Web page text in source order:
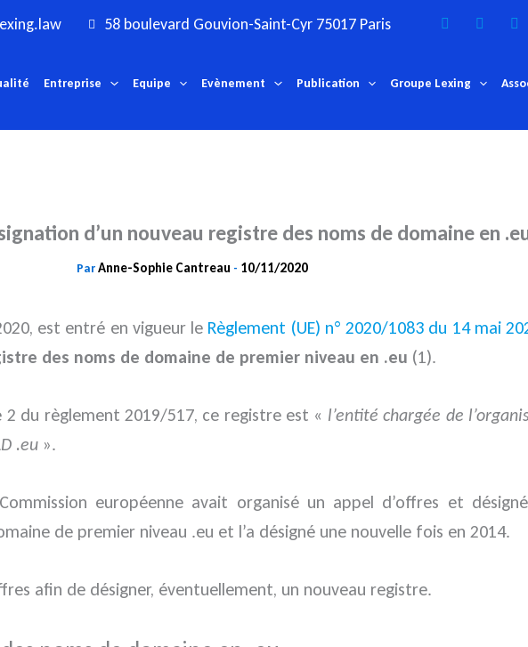
58 boulevard Gouvion-Saint-Cyr 75017 Paris
Entreprise Equipe Evènement Publication Groupe Lexing
d’un nouveau registre des noms de domaine en
ParAnne-Sophie Cantreau - 10/11/2020
est entré en vigueur le Règlement (UE) n° 2020/1083 du 14 mai
des noms de domaine de premier niveau en .eu (1).
2 du règlement 2019/517, ce registre est « l’entité chargée de
.eu ».
européenne avait organisé un appel d’offres et
de premier niveau .eu et l’a désigné une nouvelle fois en 2014.
afin de désigner, éventuellement, un nouveau registre.